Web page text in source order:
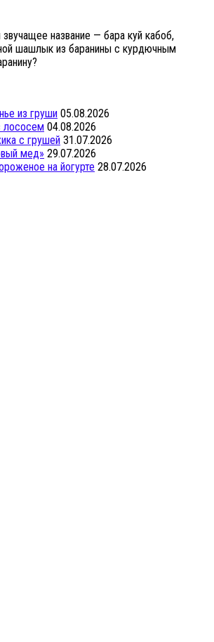
название — бара куй кабоб,
шашлык из баранины с курдючным
из груши 05.08.2026
лососем 04.08.2026
с грушей 31.07.2026
мед» 29.07.2026
на йогурте 28.07.2026